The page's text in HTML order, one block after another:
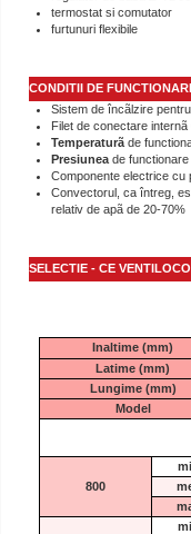
termostat si comutator
furtunuri flexibile
CONDITII DE
Sistem de încãlzire
Filet de conectare internã
Temperaturã de
Presiunea de functionare
Componente electrice cu
Convectorul, ca întreg,
relativ de apã de 20-70%
SELECTIE - CE
Inaltime (mm)
Latime (mm)
Lungime (mm)
Model
800